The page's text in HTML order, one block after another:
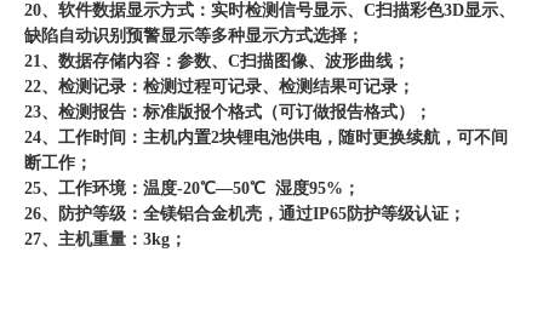
20、软件数据显示方式：实时检测信号显示、C扫描彩色3D显示、
缺陷自动识别预警显示等多种显示方式选择；
21、数据存储内容：参数、C扫描图像、波形曲线；
22、检测记录：检测过程可记录、检测结果可记录；
23、检测报告：标准版报个格式（可订做报告格式）；
24、工作时间：主机内置2块锂电池供电，随时更换续航，可不间
断工作；
25、工作环境：温度-20℃—50℃ 湿度95%；
26、防护等级：全镁铝合金机壳，通过IP65防护等级认证；
27、主机重量：3kg；